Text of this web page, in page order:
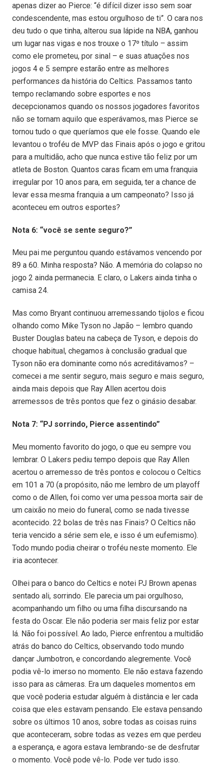
apenas dizer ao Pierce: “é difícil dizer isso sem soar
condescendente, mas estou orgulhoso de ti”. O cara nos
deu tudo o que tinha, alterou sua lápide na NBA, ganhou
um lugar nas vigas e nos trouxe o 17º título – assim
como ele prometeu, por sinal – e suas atuações nos
jogos 4 e 5 sempre estarão entre as melhores
performances da história do Celtics. Passamos tanto
tempo reclamando sobre esportes e nos
decepcionamos quando os nossos jogadores favoritos
não se tornam aquilo que esperávamos, mas Pierce se
tornou tudo o que queríamos que ele fosse. Quando ele
levantou o troféu de MVP das Finais após o jogo e gritou
para a multidão, acho que nunca estive tão feliz por um
atleta de Boston. Quantos caras ficam em uma franquia
irregular por 10 anos para, em seguida, ter a chance de
levar essa mesma franquia a um campeonato? Isso já
aconteceu em outros esportes?
Nota 6: “você se sente seguro?”
Meu pai me perguntou quando estávamos vencendo por
89 a 60. Minha resposta? Não. A memória do colapso no
jogo 2 ainda permanecia. E claro, o Lakers ainda tinha o
camisa 24.
Mas como Bryant continuou arremessando tijolos e ficou
olhando como Mike Tyson no Japão – lembro quando
Buster Douglas bateu na cabeça de Tyson, e depois do
choque habitual, chegamos à conclusão gradual que
Tyson não era dominante como nós acreditávamos? –
comecei a me sentir seguro, mais seguro e mais seguro,
ainda mais depois que Ray Allen acertou dois
arremessos de três pontos que fez o ginásio desabar.
Nota 7: “PJ sorrindo, Pierce assentindo”
Meu momento favorito do jogo, o que eu sempre vou
lembrar. O Lakers pediu tempo depois que Ray Allen
acertou o arremesso de três pontos e colocou o Celtics
em 101 a 70 (a propósito, não me lembro de um playoff
como o de Allen, foi como ver uma pessoa morta sair de
um caixão no meio do funeral, como se nada tivesse
acontecido. 22 bolas de três nas Finais? O Celtics não
teria vencido a série sem ele, e isso é um eufemismo).
Todo mundo podia cheirar o troféu neste momento. Ele
iria acontecer.
Olhei para o banco do Celtics e notei PJ Brown apenas
sentado ali, sorrindo. Ele parecia um pai orgulhoso,
acompanhando um filho ou uma filha discursando na
festa do Oscar. Ele não poderia ser mais feliz por estar
lá. Não foi possível. Ao lado, Pierce enfrentou a multidão
atrás do banco do Celtics, observando todo mundo
dançar Jumbotron, e concordando alegremente. Você
podia vê-lo imerso no momento. Ele não estava fazendo
isso para as câmeras. Era um daqueles momentos em
que você poderia estudar alguém à distância e ler cada
coisa que eles estavam pensando. Ele estava pensando
sobre os últimos 10 anos, sobre todas as coisas ruins
que aconteceram, sobre todas as vezes em que perdeu
a esperança, e agora estava lembrando-se de desfrutar
o momento. Você pode vê-lo. Pode ver tudo isso.